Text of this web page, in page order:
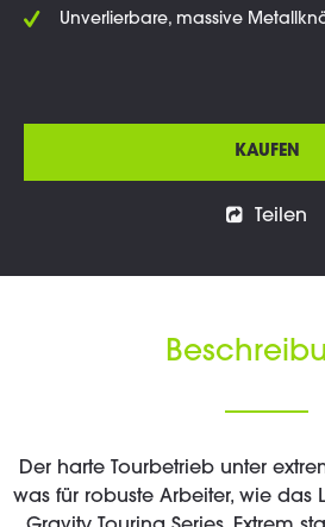
Unverlierbare, massive
KAUFEN
Teilen
Der harte Tourbetrieb unter
was für robuste Arbeiter, wie das